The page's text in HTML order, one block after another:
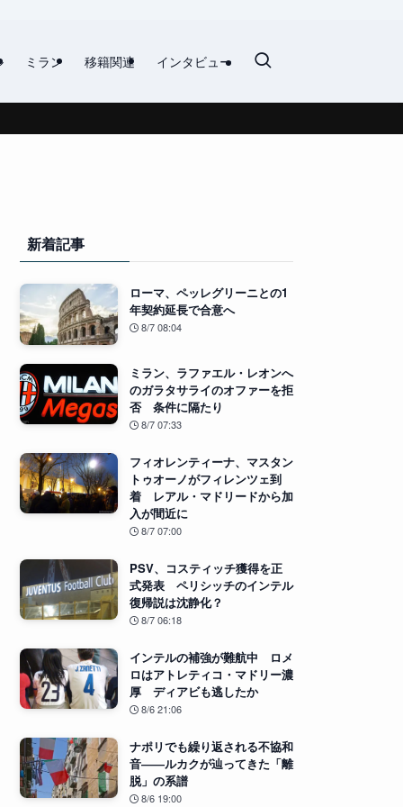
ミラン 移籍関連 インタビュー
新着記事
ローマ、ペッレグリーニとの1
年契約延長で合意へ
8/7 08:04
ミラン、ラファエル・レオンへ
のガラタサライのオファーを拒
否 条件に隔たり
8/7 07:33
フィオレンティーナ、マスタン
トゥオーノがフィレンツェ到
着 レアル・マドリードから加
入が間近に
8/7 07:00
PSV、コスティッチ獲得を正
式発表 ペリシッチのインテル
復帰説は沈静化？
8/7 06:18
インテルの補強が難航中 ロメ
ロはアトレティコ・マドリー濃
厚 ディアビも逃したか
8/6 21:06
ナポリでも繰り返される不協和
音――ルカクが辿ってきた「離
脱」の系譜
8/6 19:00